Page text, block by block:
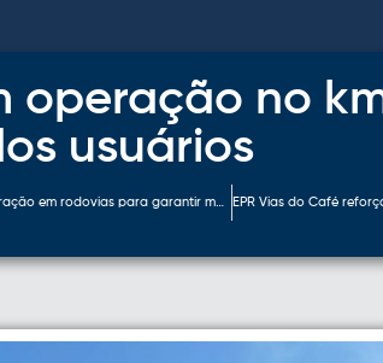
operação no
usuários
EPR Vias do Café intensifica obras de recuperação em rodovias para garantir mais segurança e conforto aos motoristas